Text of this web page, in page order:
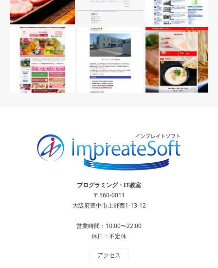
プログラミング・IT教室
〒560-0011
大阪府豊中市上野西1-13-12
営業時間：10:00〜22:00
休日：不定休
アクセス